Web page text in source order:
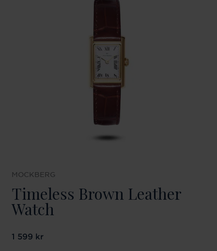
MOCKBERG
Timeless Brown Leather
Watch
Pris:1 599 kr
1 599 kr